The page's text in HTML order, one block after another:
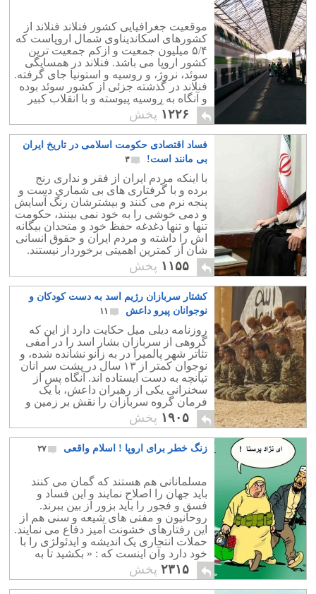
موقعیت جغرافیایی کشور فنلاند فنلاند از
کشورهای اسکاندیناوی شمال اروپاست که
۵/۴ میلیون جمعیت و ازکم جمعیت ترین
کشور اروپا می باشد. فنلاند در همسایگی
سوئد، نروژ، و روسیه و استونیا جای گرفته.
فنلاند در گذشته جزئی از کشور سوئد بوده
و آنگاه به روسیه پیوسته و با انقلاب کبیر
روسیه از آن کشور جدا شده است.
۱۲۲۶ پخش
فساد اقتصادی حکومت اسلامی در تاریخ ایران
بی مانند است!
۳
با اینکه مردم ایران از فقر و نداری رنج
برده و با گرفتاری های بی شماری دست و
پنجه نرم می کنند و بیشترشان رنگ آسایش
و دمی خوشی را به خود نمی بینند، حکومت
تنها و تنها دغدغه حفظ خود و متحدان بیگانه
اش را داشته و مردم ایران و حقوق انسانی
شان از کمترین اهمیتی برخوردار نیستند.
۱۱۵۵ پخش
کشتار سربازان رژیم اسد به دست کودکان و
نوجوانان پیرو داعش
۱۱
روزنامه دیلی میل حکایت دارد از این که
گروهی از سربازان بشار اسد را در آمفی
تئاتر شهر پالمیرا در به زانو نشانده شده، و
نوجوان کمتر از ۱۳ سال در پشت سر انان
تپانچه به دست ایستاده اند. آنگاه پس از
سخنرانی یکی از رهبران داعش، با یک
فرمان گروه سربازان را نقش بر زمین و
در خون خودشان غوطه ور می سازند.
۱۹۰۵ پخش
زنگ خطر برای اروپا ! اسلام واقعی ۲۷
مسلمانانی هم هستند که گمان می کنند
باید جهان را اصلاح نمایند و این فساد و
فسق و فجور را باید بزور از بین ببرند.
روحانیون و مفتی های شیعه و سنی هم از
این رفتارهای خشونت آمیز دفاع می نمایند.
حملات انتحاری یک اندیشه و ایدئولژی را با
خود دارد وآن اینست که : « بکشید تا به
بهشت بروید !»
۲۳۱۵ پخش